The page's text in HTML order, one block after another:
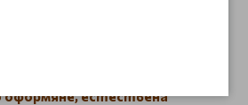
Paste – перфектното
оформяне, естествена